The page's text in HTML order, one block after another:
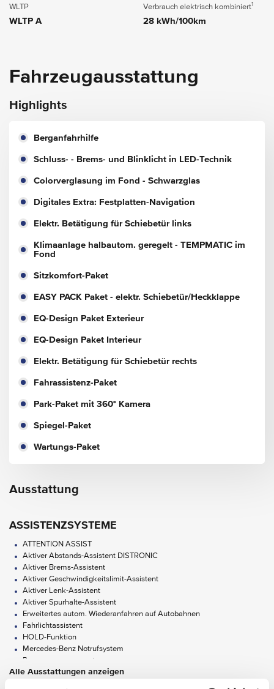
WLTP
WLTP A
Verbrauch elektrisch kombiniert1
28 kWh/100km
Fahrzeugausstattung
Highlights
Berganfahrhilfe
Schluss- - Brems- und Blinklicht in LED-Technik
Colorverglasung im Fond - Schwarzglas
Digitales Extra: Festplatten-Navigation
Elektr. Betätigung für Schiebetür links
Klimaanlage halbautom. geregelt - TEMPMATIC im
Fond
Sitzkomfort-Paket
EASY PACK Paket - elektr. Schiebetür/Heckklappe
EQ-Design Paket Exterieur
EQ-Design Paket Interieur
Elektr. Betätigung für Schiebetür rechts
Fahrassistenz-Paket
Park-Paket mit 360° Kamera
Spiegel-Paket
Wartungs-Paket
Ausstattung
ASSISTENZSYSTEME
ATTENTION ASSIST
Aktiver Abstands-Assistent DISTRONIC
Aktiver Brems-Assistent
Aktiver Geschwindigkeitslimit-Assistent
Aktiver Lenk-Assistent
Aktiver Spurhalte-Assistent
Erweitertes autom. Wiederanfahren auf Autobahnen
Fahrlichtassistent
HOLD-Funktion
Mercedes-Benz Notrufsystem
Pannenmanagement
Streckenbasierte Geschwindigkeitsanpassung
Alle Ausstattungen anzeigen